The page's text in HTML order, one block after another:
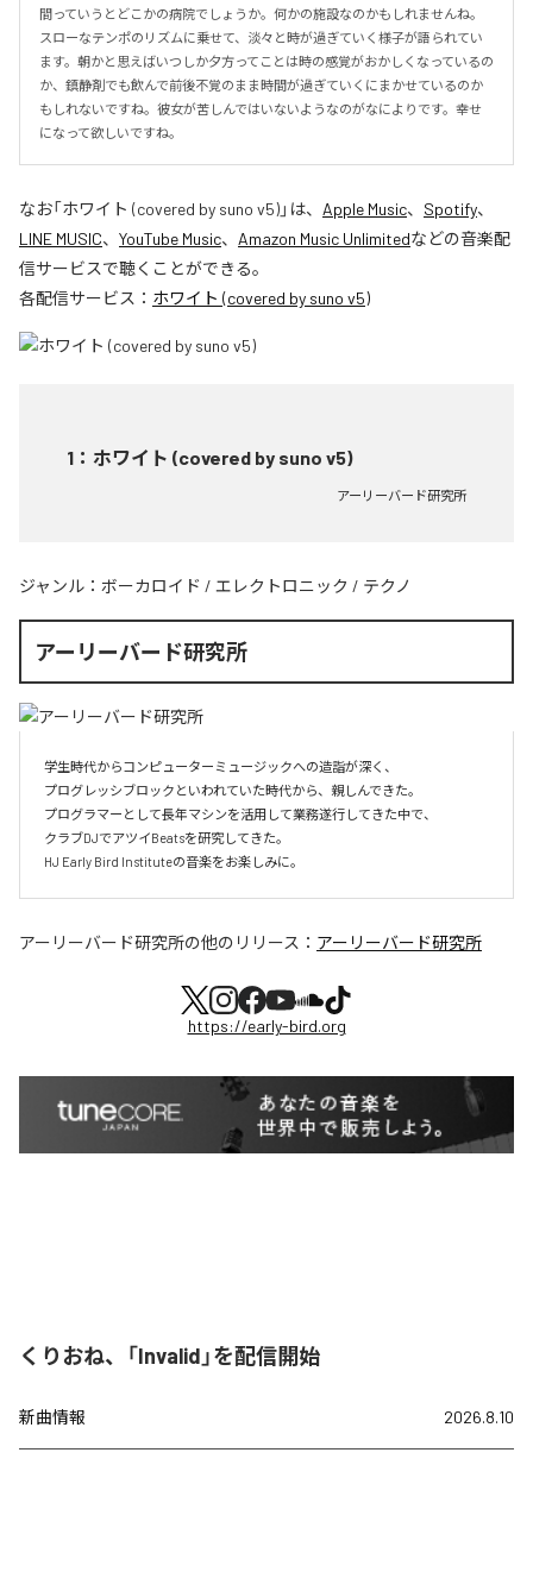
間っていうとどこかの病院でしょうか。何かの施設なのかもしれませんね。
スローなテンポのリズムに乗せて、淡々と時が過ぎていく様子が語られてい
ます。朝かと思えばいつしか夕方ってことは時の感覚がおかしくなっているの
か、鎮静剤でも飲んで前後不覚のまま時間が過ぎていくにまかせているのか
もしれないですね。彼女が苦しんではいないようなのがなによりです。幸せ
になって欲しいですね。
なお「ホワイト (covered by suno v5)」は、 Apple Music、 Spotify、
LINE MUSIC、 YouTube Music、 Amazon Music Unlimitedなどの音楽配
信サービスで聴くことができる。
各配信サービス： ホワイト (covered by suno v5)
1 ： ホワイト (covered by suno v5)
アーリーバード研究所
ジャンル： ボーカロイド / エレクトロニック / テクノ
アーリーバード研究所
学生時代からコンピューターミュージックへの造詣が深く、
プログレッシブロックといわれていた時代から、親しんできた。
プログラマーとして長年マシンを活用して業務遂行してきた中で、
クラブDJでアツイBeatsを研究してきた。
HJ Early Bird Instituteの音楽をお楽しみに。
アーリーバード研究所の他のリリース： アーリーバード研究所
https://early-bird.org
くりおね、「Invalid」を配信開始
新曲情報 2026.8.10